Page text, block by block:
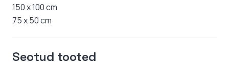
150 x 100 cm
75 x 50 cm
Seotud tooted